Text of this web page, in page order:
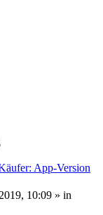
App-Version
10:09 » in